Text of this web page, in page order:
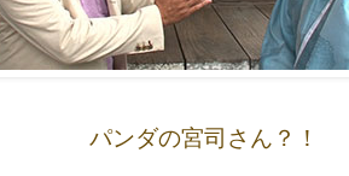
パンダの宮司さん？！